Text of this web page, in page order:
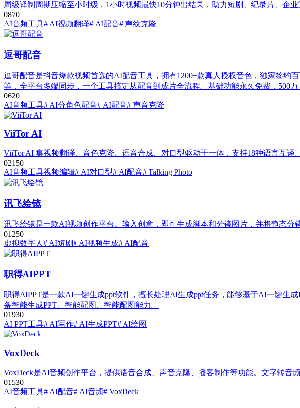
周级译制周期压缩至小时级，1小时视频最快10分钟出结果，助力短剧、纪录片、企
0870
AI音频工具# AI视频翻译# AI配音# 声纹克隆
逗哥配音
逗哥配音是抖音爆款视频首选的AI配音工具，拥有1200+款真人授权音色，独家签
等，全平台多端同步，一个工具搞定从配音到成片全流程。基础功能永久免费，500
0620
AI音频工具# AI分角色配音# AI配音# 声音克隆
ViiTor AI
ViiTor AI 集视频翻译、音色克隆、语音合成、对口型驱动于一体，支持18种语言互
02150
AI音频工具视频编辑# AI对口型# AI配音# Talking Photo
讯飞绘镜
讯飞绘镜是一款AI视频创作平台。输入创意，即可生成脚本和分镜图片，并将静态
01250
虚拟数字人 # AI短剧# AI视频生成# AI配音
职得AIPPT
职得AIPPT是一款AI一键生成ppt软件，擅长处理AI生成ppt任务，能够基于AI一键生
备智能生成PPT、智能配图、智能配图能力。
01930
AI PPT工具# AI写作# AI生成PPT# AI绘图
VoxDeck
VoxDeck是AI音频创作平台，提供语音合成、声音克隆、播客制作等功能。文字转音
01530
AI音频工具# AI配音# AI音频# VoxDeck